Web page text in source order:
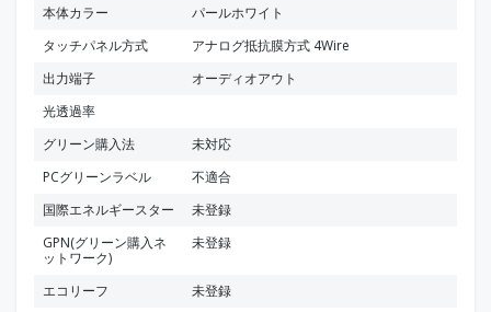
本体カラー
パールホワイト
タッチパネル方式
アナログ抵抗膜方式 4Wire
出力端子
オーディオアウト
光透過率
グリーン購入法
未対応
PCグリーンラベル
不適合
国際エネルギースター
未登録
GPN(グリーン購入ネ
ットワーク)
未登録
エコリーフ
未登録